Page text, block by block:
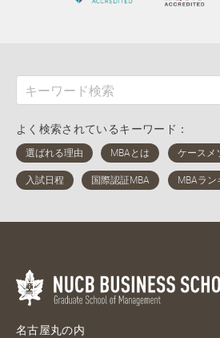
よく検索されているキーワード：
名古屋丸の内